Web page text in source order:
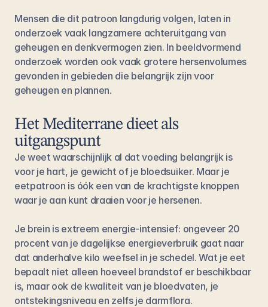
Mensen die dit patroon langdurig volgen, laten in
onderzoek vaak langzamere achteruitgang van
geheugen en denkvermogen zien. In beeldvormend
onderzoek worden ook vaak grotere hersenvolumes
gevonden in gebieden die belangrijk zijn voor
geheugen en plannen.
Het Mediterrane dieet als
uitgangspunt
Je weet waarschijnlijk al dat voeding belangrijk is
voor je hart, je gewicht of je bloedsuiker. Maar je
eetpatroon is óók een van de krachtigste knoppen
waar je aan kunt draaien voor je hersenen.
Je brein is extreem energie-intensief: ongeveer 20
procent van je dagelijkse energieverbruik gaat naar
dat anderhalve kilo weefsel in je schedel. Wat je eet
bepaalt niet alleen hoeveel brandstof er beschikbaar
is, maar ook de kwaliteit van je bloedvaten, je
ontstekingsniveau en zelfs je darmflora.